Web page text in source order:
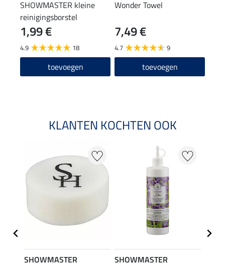
SHOWMASTER kleine
reinigingsborstel
1,99 €
4.9 18
toevoegen
Wonder Towel
7,49 €
4.7 9
toevoegen
KLANTEN KOCHTEN OOK
SHOWMASTER
SHOWMASTER